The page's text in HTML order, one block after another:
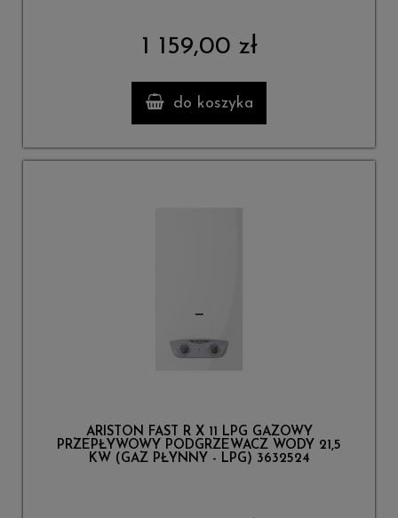
1 159,00 zł
do koszyka
ARISTON FAST R X 11 LPG GAZOWY
PRZEPŁYWOWY PODGRZEWACZ WODY 21,5
KW (GAZ PŁYNNY - LPG) 3632524